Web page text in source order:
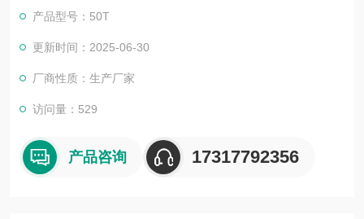
产品型号：50T
更新时间：2025-06-30
厂商性质：生产厂家
访问量：529
产品咨询 17317792356